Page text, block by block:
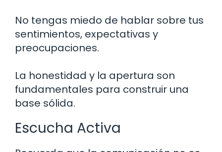
No tengas miedo de hablar sobre tus
sentimientos, expectativas y
preocupaciones.
La honestidad y la apertura son
fundamentales para construir una
base sólida.
Escucha Activa